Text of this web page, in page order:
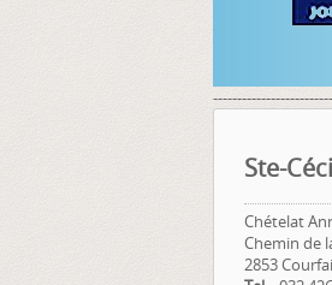
Ste-
Chételat
Chemin de
2853